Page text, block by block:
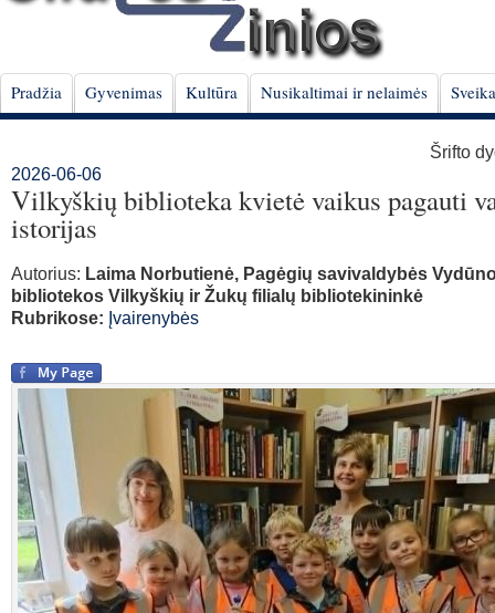
Pradžia Gyvenimas Kultūra Nusikaltimai ir nelaimės
Šrifto
2026-06-06
Vilkyškių biblioteka kvietė vaikus pagauti
istorijas
Autorius: Laima Norbutienė, Pagėgių savivaldybės
bibliotekos Vilkyškių ir Žukų filialų bibliotekininkė
Rubrikose: Įvairenybės